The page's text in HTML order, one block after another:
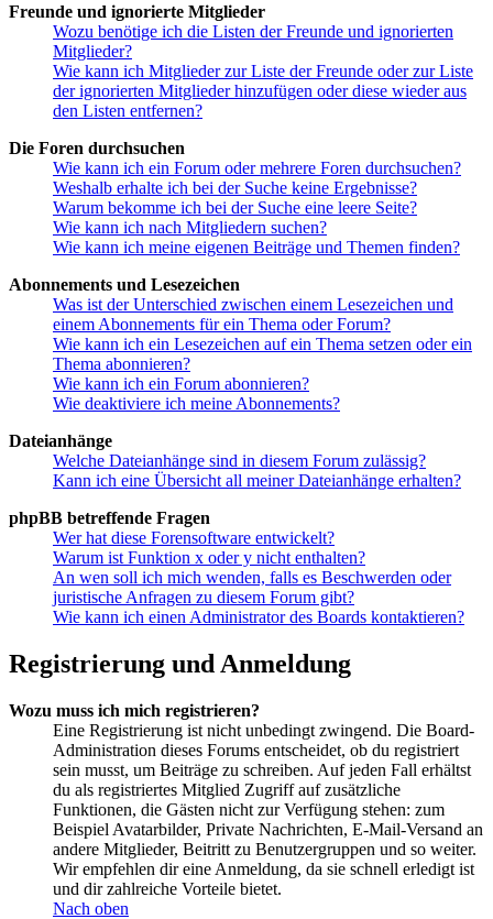
Freunde und ignorierte Mitglieder
Wozu benötige ich die Listen der Freunde und ignorierten
Mitglieder?
Wie kann ich Mitglieder zur Liste der Freunde oder zur Liste
der ignorierten Mitglieder hinzufügen oder diese wieder aus
den Listen entfernen?
Die Foren durchsuchen
Wie kann ich ein Forum oder mehrere Foren durchsuchen?
Weshalb erhalte ich bei der Suche keine Ergebnisse?
Warum bekomme ich bei der Suche eine leere Seite?
Wie kann ich nach Mitgliedern suchen?
Wie kann ich meine eigenen Beiträge und Themen finden?
Abonnements und Lesezeichen
Was ist der Unterschied zwischen einem Lesezeichen und
einem Abonnements für ein Thema oder Forum?
Wie kann ich ein Lesezeichen auf ein Thema setzen oder ein
Thema abonnieren?
Wie kann ich ein Forum abonnieren?
Wie deaktiviere ich meine Abonnements?
Dateianhänge
Welche Dateianhänge sind in diesem Forum zulässig?
Kann ich eine Übersicht all meiner Dateianhänge erhalten?
phpBB betreffende Fragen
Wer hat diese Forensoftware entwickelt?
Warum ist Funktion x oder y nicht enthalten?
An wen soll ich mich wenden, falls es Beschwerden oder
juristische Anfragen zu diesem Forum gibt?
Wie kann ich einen Administrator des Boards kontaktieren?
Registrierung und Anmeldung
Wozu muss ich mich registrieren?
Eine Registrierung ist nicht unbedingt zwingend. Die Board-
Administration dieses Forums entscheidet, ob du registriert
sein musst, um Beiträge zu schreiben. Auf jeden Fall erhältst
du als registriertes Mitglied Zugriff auf zusätzliche
Funktionen, die Gästen nicht zur Verfügung stehen: zum
Beispiel Avatarbilder, Private Nachrichten, E-Mail-Versand an
andere Mitglieder, Beitritt zu Benutzergruppen und so weiter.
Wir empfehlen dir eine Anmeldung, da sie schnell erledigt ist
und dir zahlreiche Vorteile bietet.
Nach oben